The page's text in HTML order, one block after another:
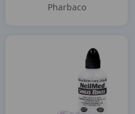
Pharbaco